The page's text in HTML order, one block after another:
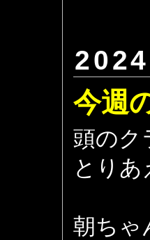
今週
頭のク
とり
朝ちゃ